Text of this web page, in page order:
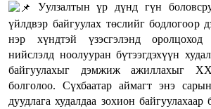
Уулзалтын үр дүнд гүн
үйлдвэр байгуулах төслийг бодлогоор
нэр хүндтэй үзэсгэлэнд оролцоход
нийслэлд ноолууран бүтээгдэхүүн
байгуулахыг дэмжиж ажиллахыг
болголоо. Сүхбаатар аймагт энэ
дуудлага худалдаа зохион